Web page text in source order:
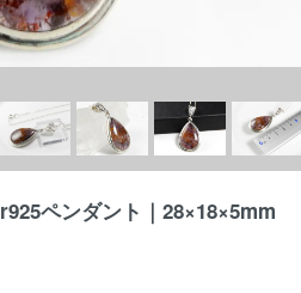
ペンダント｜28×18×5mm